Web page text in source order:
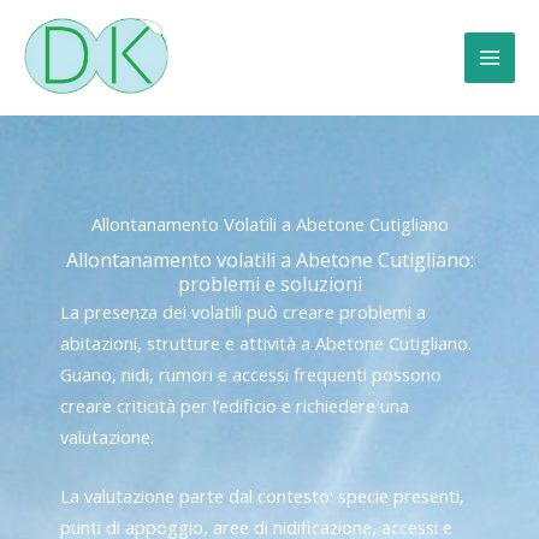
contenuto
Allontanamento Volatili a Abetone Cutigliano
Allontanamento volatili a Abetone Cutigliano:
problemi e soluzioni
La presenza dei volatili può creare problemi a
abitazioni, strutture e attività a Abetone Cutigliano.
Guano, nidi, rumori e accessi frequenti possono
creare criticità per l’edificio e richiedere una
valutazione.
La valutazione parte dal contesto: specie presenti,
punti di appoggio, aree di nidificazione, accessi e